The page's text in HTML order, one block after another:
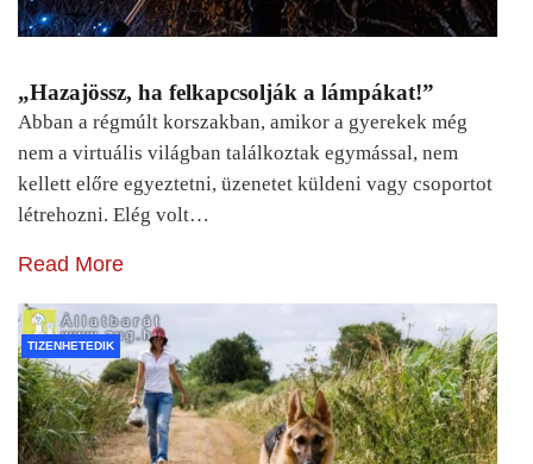
„Hazajössz, ha felkapcsolják a lámpákat!”
Abban a régmúlt korszakban, amikor a gyerekek még
nem a virtuális világban találkoztak egymással, nem
kellett előre egyeztetni, üzenetet küldeni vagy csoportot
létrehozni. Elég volt…
Read More
TIZENHETEDIK